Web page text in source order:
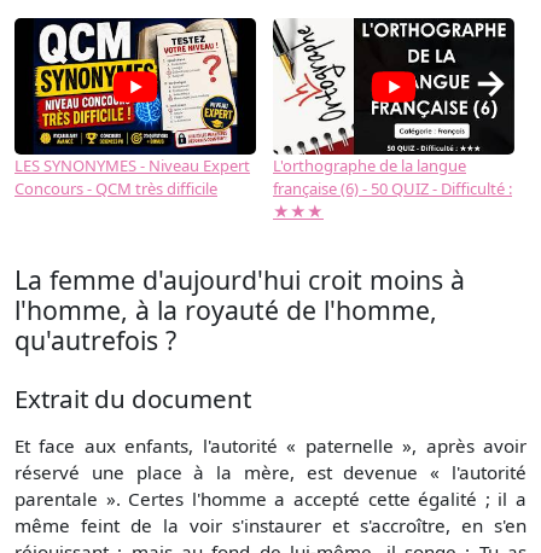
LES SYNONYMES - Niveau Expert
Concours - QCM très difficile
L'orthographe de la langue
française (6) - 50 QUIZ - Difficulté :
★★★
→
La femme d'aujourd'hui croit moins à
l'homme, à la royauté de l'homme,
qu'autrefois ?
Extrait du document
Et face aux enfants, l'autorité « paternelle », après avoir
réservé une place à la mère, est devenue « l'autorité
parentale ». Certes l'homme a accepté cette égalité ; il a
même feint de la voir s'instaurer et s'accroître, en s'en